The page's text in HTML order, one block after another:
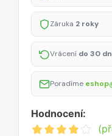
Záruka 2 roky
Vrácení do 30
Poradíme
Hodnocení: